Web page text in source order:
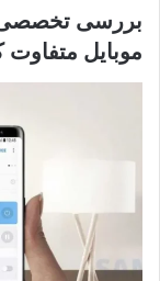
موبایل متفاوت